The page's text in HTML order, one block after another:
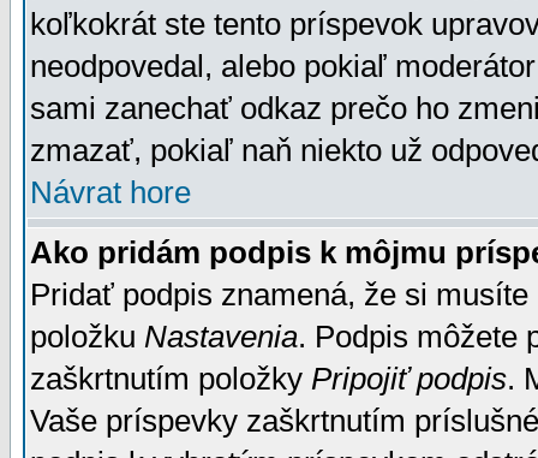
koľkokrát ste tento príspevok
neodpovedal, alebo pokiaľ
sami zanechať odkaz prečo ho
zmazať, pokiaľ naň niekto už
Návrat hore
Ako pridám podpis k môjmu
Pridať podpis znamená, že si
položku Nastavenia. Podpis môžete
zaškrtnutím položky Pripojiť podpis.
Vaše príspevky zaškrtnutím